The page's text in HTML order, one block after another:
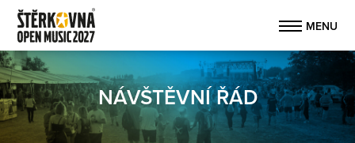
NÁVŠTĚVNÍ ŘÁD